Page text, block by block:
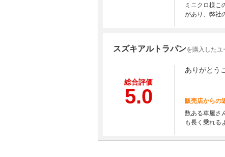
ミニクロ様こ
があり、弊社
スズキアルトラパンを購入したユ
総合評価
5.0
ありがとう
販売店からの
数ある車屋さ
も長く乗れる